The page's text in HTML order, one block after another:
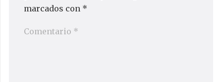
marcados con *